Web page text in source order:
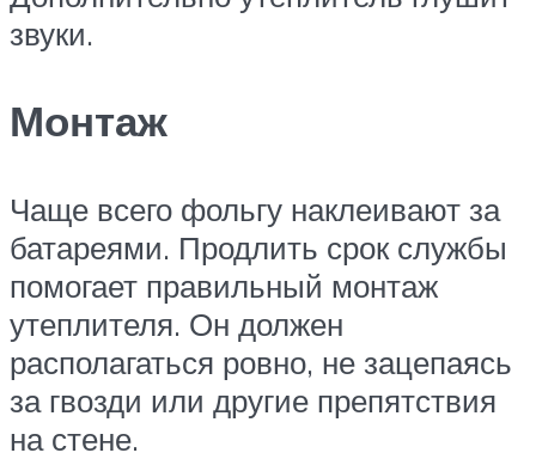
звуки.
Монтаж
Чаще всего фольгу наклеивают за
батареями. Продлить срок службы
помогает правильный монтаж
утеплителя. Он должен
располагаться ровно, не зацепаясь
за гвозди или другие препятствия
на стене.